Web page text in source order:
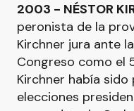
2003 - NÉSTOR
peronista de la
Kirchner jura ante
Congreso como el
Kirchner había
elecciones